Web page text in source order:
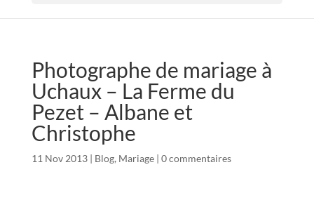
Photographe de mariage à
Uchaux – La Ferme du
Pezet – Albane et
Christophe
11 Nov 2013| Blog, Mariage| 0 commentaires